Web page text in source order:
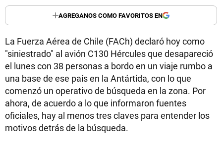
AGREGANOS COMO FAVORITOS EN
La Fuerza Aérea de Chile (FACh) declaró hoy como
"siniestrado" al avión C130 Hércules que desapareció
el lunes con 38 personas a bordo en un viaje rumbo a
una base de ese país en la Antártida, con lo que
comenzó un operativo de búsqueda en la zona. Por
ahora, de acuerdo a lo que informaron fuentes
oficiales, hay al menos tres claves para entender los
motivos detrás de la búsqueda.